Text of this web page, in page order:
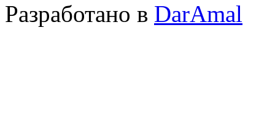
Разработано в DarAmal